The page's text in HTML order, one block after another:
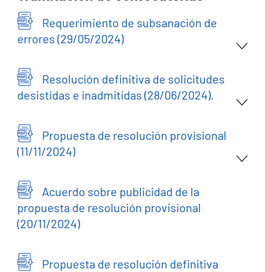
Requerimiento de subsanación de
errores (29/05/2024)
Resolución definitiva de solicitudes
desistidas e inadmitidas (28/06/2024).
Propuesta de resolución provisional
(11/11/2024)
Acuerdo sobre publicidad de la
propuesta de resolución provisional
(20/11/2024)
Propuesta de resolución definitiva